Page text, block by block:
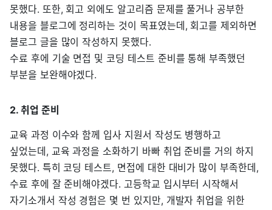
못했다. 또한, 회고 외에도 알고리즘 문제를 풀거나 공부한
내용을 블로그에 정리하는 것이 목표였는데, 회고를 제외하면
블로그 글을 많이 작성하지 못했다.
수료 후에 기술 면접 및 코딩 테스트 준비를 통해 부족했던
부분을 보완해야겠다.
2. 취업 준비
교육 과정 이수와 함께 입사 지원서 작성도 병행하고
싶었는데, 교육 과정을 소화하기 바빠 취업 준비를 거의 하지
못했다. 특히 코딩 테스트, 면접에 대한 대비가 많이 부족한데,
수료 후에 잘 준비해야겠다. 고등학교 입시부터 시작해서
자기소개서 작성 경험은 몇 번 있지만, 개발자 취업을 위한